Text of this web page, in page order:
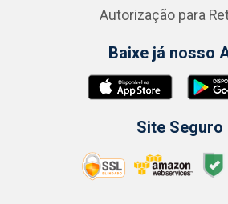
Autorização para
Baixe já nosso
Site Seguro